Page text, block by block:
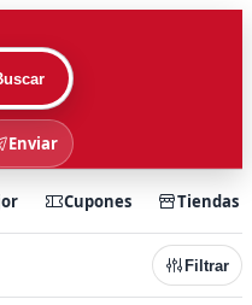
Enviar
Cupones Tiendas
Filtrar